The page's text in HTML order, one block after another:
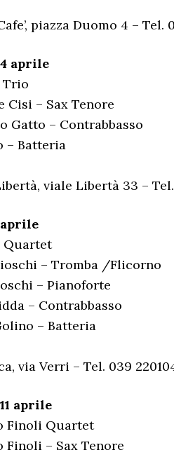
piazza Duomo 4 – Tel.
aprile
Trio
Cisi – Sax Tenore
Gatto – Contrabbasso
– Batteria
viale Libertà 33 –
aprile
Quartet
– Tromba /Flicorno
– Pianoforte
– Contrabbasso
– Batteria
via Verri – Tel. 039
aprile
Finoli Quartet
Finoli – Sax Tenore